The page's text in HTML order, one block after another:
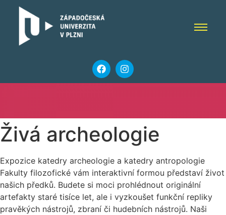
Živá archeologie
Expozice katedry archeologie a katedry antropologie
Fakulty filozofické vám interaktivní formou představí život
našich předků. Budete si moci prohlédnout originální
artefakty staré tisíce let, ale i vyzkoušet funkční repliky
pravěkých nástrojů, zbraní či hudebních nástrojů. Naši